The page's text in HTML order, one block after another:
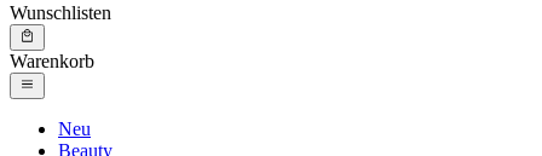
Wunschlisten
Warenkorb
Neu
Beauty